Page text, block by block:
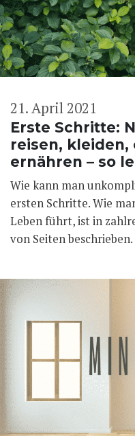
Erste Schritte:
reisen, kleiden,
ernähren – so
21. April 2021
Wie kann man
ersten Schritte. Wie
Leben führt, ist in
von Seiten